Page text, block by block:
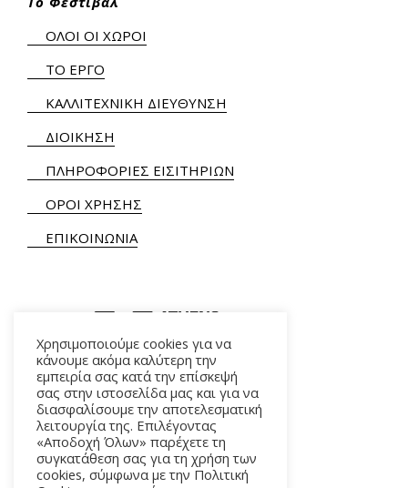
ΟΛΟΙ ΟΙ ΧΩΡΟΙ
ΤΟ ΕΡΓΟ
ΚΑΛΛΙΤΕΧΝΙΚΗ ΔΙΕΥΘΥΝΣΗ
ΔΙΟΙΚΗΣΗ
ΠΛΗΡΟΦΟΡΙΕΣ ΕΙΣΙΤΗΡΙΩΝ
ΟΡΟΙ ΧΡΗΣΗΣ
ΕΠΙΚΟΙΝΩΝΙΑ
ΑΛΚΜΗΝΗΣ 5 – 118 54 ΑΘΗΝΑ
Χρησιμοποιούμε cookies για να
κάνουμε ακόμα καλύτερη την
εμπειρία σας κατά την επίσκεψή
σας στην ιστοσελίδα μας και για να
διασφαλίσουμε την αποτελεσματική
λειτουργία της. Επιλέγοντας
«Αποδοχή Όλων» παρέχετε τη
συγκατάθεση σας για τη χρήση των
cookies, σύμφωνα με την Πολιτική